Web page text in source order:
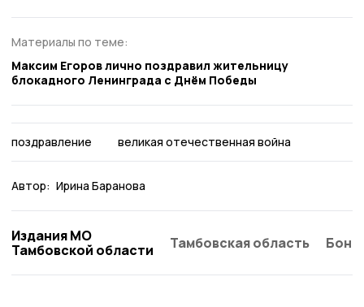
Материалы по теме:
Максим Егоров лично поздравил жительницу
блокадного Ленинграда с Днём Победы
поздравление великая отечественная война
Автор: Ирина Баранова
Издания МО
Тамбовской области
Тамбовская область